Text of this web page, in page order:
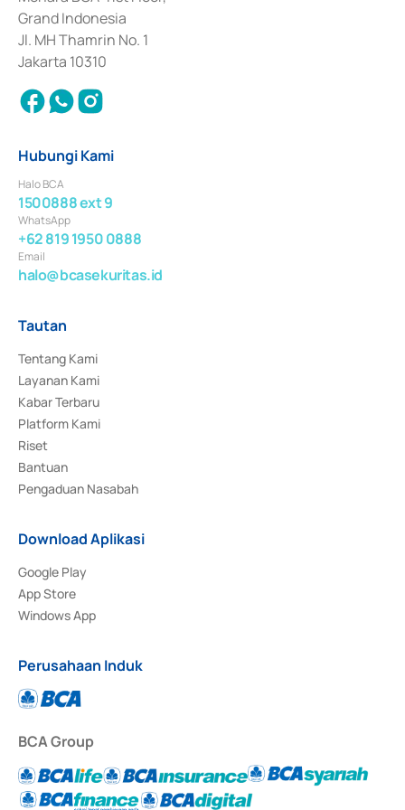
Surat Berharga Komersial yang izinnya diterbitkan pada tahun 2018.
Grand Indonesia
Jl. MH Thamrin No. 1
Jakarta 10310
Hubungi Kami
Halo BCA
1500888 ext 9
WhatsApp
+62 819 1950 0888
Email
halo@bcasekuritas.id
Tautan
Tentang Kami
Layanan Kami
Kabar Terbaru
Platform Kami
Riset
Bantuan
Pengaduan Nasabah
Download Aplikasi
Google Play
App Store
Windows App
Perusahaan Induk
BCA Group